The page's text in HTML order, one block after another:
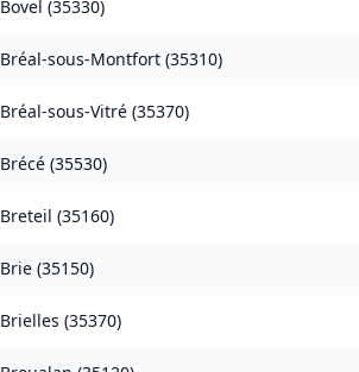
Bovel (35330)
Bréal-sous-Montfort (35310)
Bréal-sous-Vitré (35370)
Brécé (35530)
Breteil (35160)
Brie (35150)
Brielles (35370)